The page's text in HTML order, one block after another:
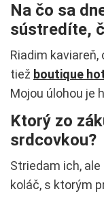
Na čo sa
sústredíte,
Riadim
tiež boutique
Mojou úlohou je
Ktorý zo
srdcovkou?
Striedam ich,
koláč, s ktorým